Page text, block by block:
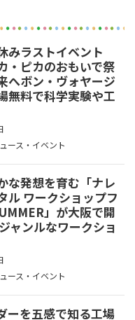
みラストイベント
・ピカのおもいで祭
へボン・ヴォヤージ
無料で科学実験や工
ース・イベント
な発想を育む「ナレ
ル ワークショップフ
」が大阪で開
ャンルなワークショ
ース・イベント
ーを五感で知る工場